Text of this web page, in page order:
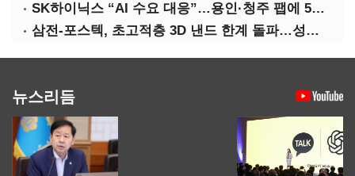
SK하이닉스 “AI 수요 대응”…용인·청주 팹에 54조 투자
삼전-포스텍, 초고적층 3D 낸드 한계 돌파…성능·전력효율 개선
뉴스리듬